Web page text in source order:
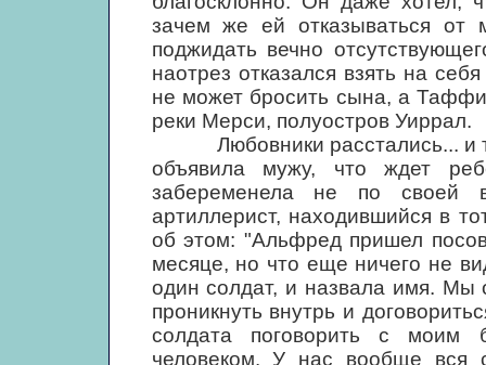
зачем же ей отказываться
поджидать вечно
наотрез отказался взять на
не может бросить сына, а
реки Мерси, полуостров Уиррал.
Любовники расстались... и
объявила мужу, что ждет
забеременела не по своей
артиллерист, находившийся в
об этом: "Альфред пришел
месяце, но что еще ничего не
один солдат, и назвала имя. Мы
проникнуть внутрь и
солдата поговорить с
человеком. У нас вообще вся